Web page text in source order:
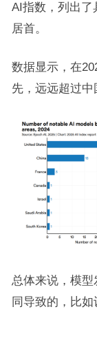
AI指数，列出了
居首。
数据显示，在
先，远远超过中
总体来说，模
同导致的，比如